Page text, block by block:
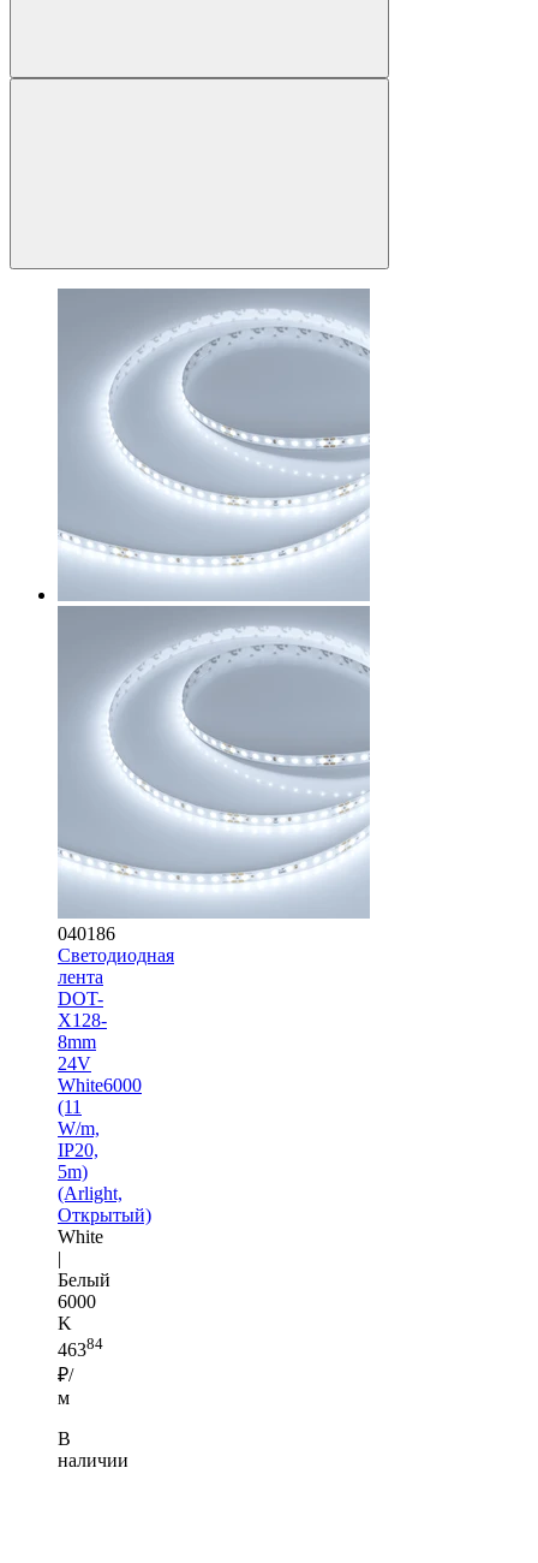
040186
Светодиодная
лента
DOT-
X128-
8mm
24V
White6000
(11
W/m,
IP20,
5m)
(Arlight,
Открытый)
White
|
Белый
6000
K
46384
₽/
м
В
наличии